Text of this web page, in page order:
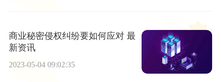
商业秘密侵权纠纷要如何应对 最
新资讯
2023-05-04 09:02:35